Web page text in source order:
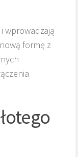
wprowadzają
formę z